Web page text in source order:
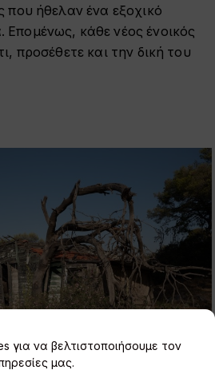
για να βελτιστοποιήσουμε τον
μας.
που ήθελαν ένα εξοχικό
κάθε νέος ένοικός
προσέθετε και την δική του